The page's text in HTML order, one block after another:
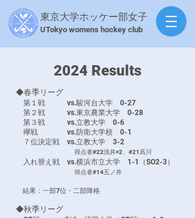
東京大学ホッケー部女子
​UTokyo womens hockey club
​2024 Results
◆春季リーグ
第１戦 vs.駿河台大学 0-27
第２戦 vs.東京農業大学 0-28
第３戦 vs.立教大学 0-6
襷戦 vs.防衛大学校 0-1
７位決定戦 vs.立教大学 3-2
得点者#22浅井×2、#21高川
入れ替え戦 vs.横浜市立大学 1-1（SO2-3）
得点者#14五ノ井
結果：一部7位・二部降格
◆秋季リーグ